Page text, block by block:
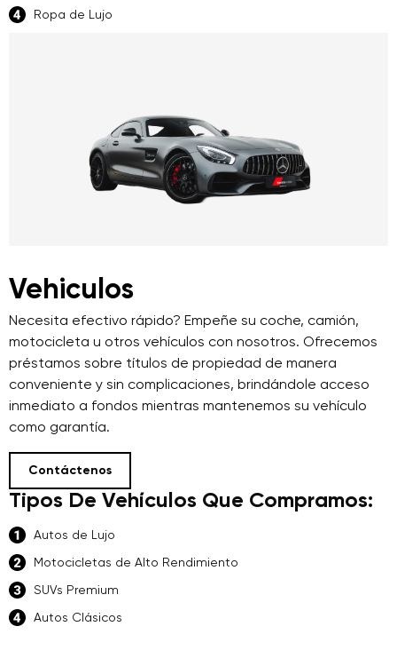
Ropa de Lujo
Vehiculos
Necesita efectivo rápido? Empeñe su coche, camión,
motocicleta u otros vehículos con nosotros. Ofrecemos
préstamos sobre títulos de propiedad de manera
conveniente y sin complicaciones, brindándole acceso
inmediato a fondos mientras mantenemos su vehículo
como garantía.
Contáctenos
Tipos De Vehículos Que Compramos:
Autos de Lujo
Motocicletas de Alto Rendimiento
SUVs Premium
Autos Clásicos